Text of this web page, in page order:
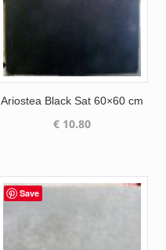
Ariostea Black Sat 60×60 cm
€10.80
Save